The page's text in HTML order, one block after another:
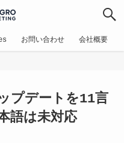
お問い合わせ 会社概要
プデートを11言
語は未対応